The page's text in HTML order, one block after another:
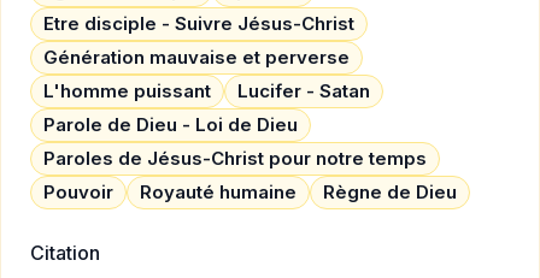
Etre disciple - Suivre Jésus-Christ
Génération mauvaise et perverse
L'homme puissant
Lucifer - Satan
Parole de Dieu - Loi de Dieu
Paroles de Jésus-Christ pour notre temps
Pouvoir
Royauté humaine Règne de Dieu
Citation